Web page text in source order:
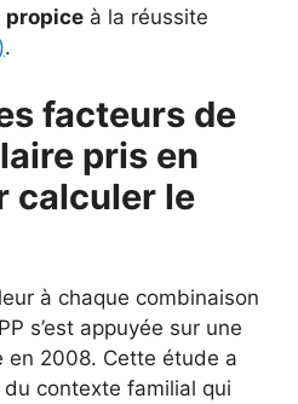
propice à la réussite
).
facteurs de
pris en
calculer le
à chaque combinaison
s’est appuyée sur une
en 2008. Cette étude a
contexte familial qui